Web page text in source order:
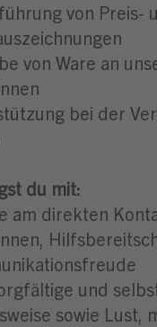
von Preis-
von Ware an
bei der
du mit:
am direkten
und
sowie Lust,